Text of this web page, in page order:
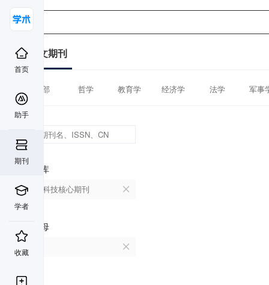
首页
助手
期刊
学者
收藏
中文期刊
全部 哲学 教育学 经济学 法学 军事
数据库
中国科技核心期刊
首字母